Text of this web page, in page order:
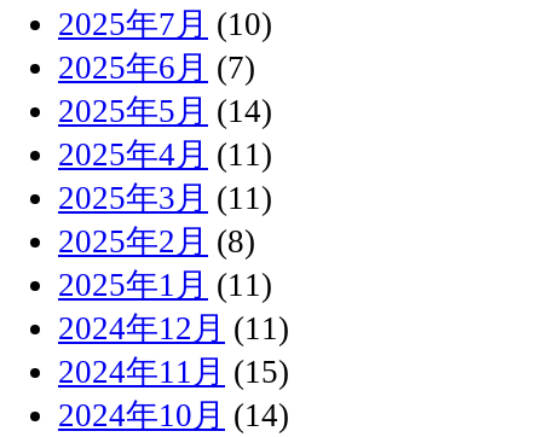
2025年7月 (10)
2025年6月 (7)
2025年5月 (14)
2025年4月 (11)
2025年3月 (11)
2025年2月 (8)
2025年1月 (11)
2024年12月 (11)
2024年11月 (15)
2024年10月 (14)